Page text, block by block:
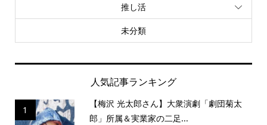
推し活
未分類
人気記事ランキング
1
【梅沢 光太郎さん】大衆演劇「劇団菊太
郎」所属＆実業家の二足...